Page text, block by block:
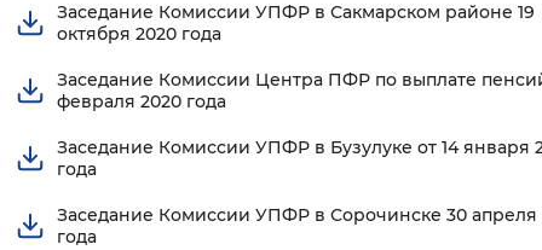
Заседание Комиссии УПФР в Сакмарском районе 19
октября 2020 года
Заседание Комиссии Центра ПФР по выплате
февраля 2020 года
Заседание Комиссии УПФР в Бузулуке от 14 января
года
Заседание Комиссии УПФР в Сорочинске 30 апреля
года